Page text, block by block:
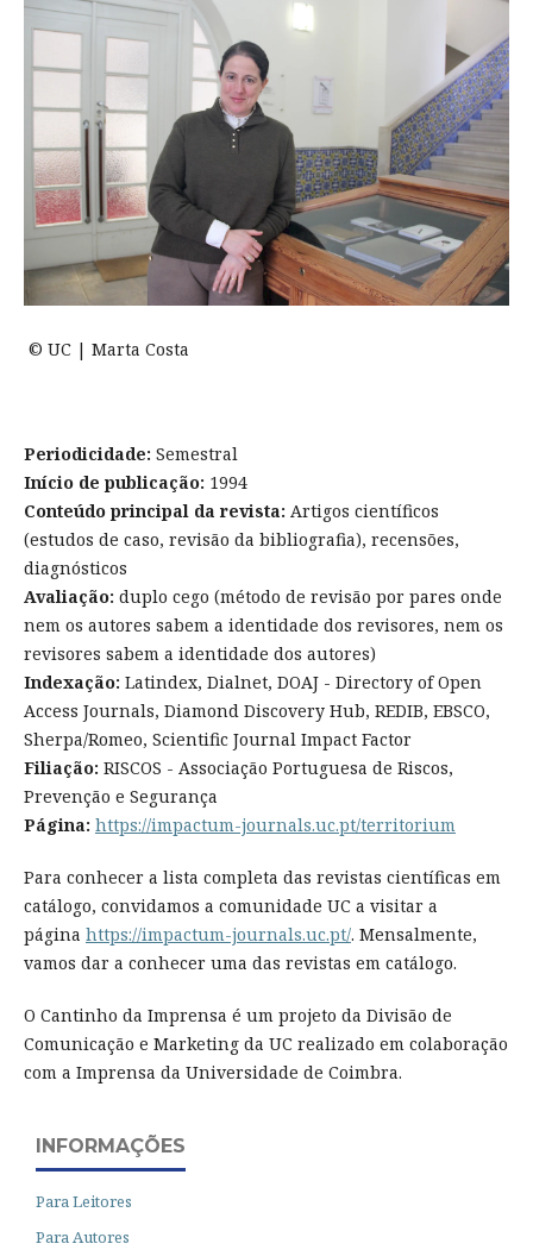
© UC | Marta Costa
Periodicidade: Semestral
Início de publicação: 1994
Conteúdo principal da revista: Artigos científicos
(estudos de caso, revisão da bibliografia), recensões,
diagnósticos
Avaliação: duplo cego (método de revisão por pares onde
nem os autores sabem a identidade dos revisores, nem os
revisores sabem a identidade dos autores)
Indexação: Latindex, Dialnet, DOAJ - Directory of Open
Access Journals, Diamond Discovery Hub, REDIB, EBSCO,
Sherpa/Romeo, Scientific Journal Impact Factor
Filiação: RISCOS - Associação Portuguesa de Riscos,
Prevenção e Segurança
Página: https://impactum-journals.uc.pt/territorium
Para conhecer a lista completa das revistas científicas em
catálogo, convidamos a comunidade UC a visitar a
página https://impactum-journals.uc.pt/. Mensalmente,
vamos dar a conhecer uma das revistas em catálogo.
O Cantinho da Imprensa é um projeto da Divisão de
Comunicação e Marketing da UC realizado em colaboração
com a Imprensa da Universidade de Coimbra.
INFORMAÇÕES
Para Leitores
Para Autores